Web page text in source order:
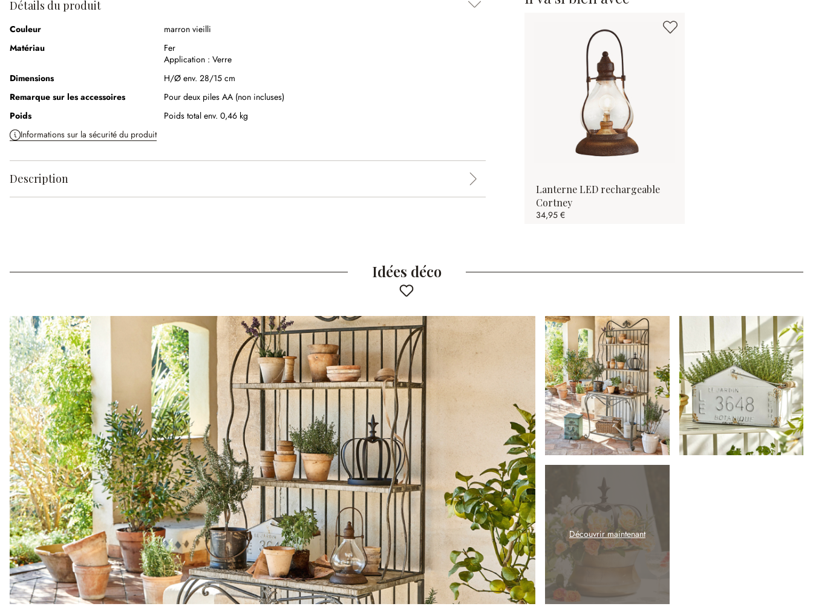
Détails du produit
Couleur
marron vieilli
Matériau
Fer
Application : Verre
Dimensions
H/Ø env. 28/15 cm
Remarque sur les accessoires
Pour deux piles AA (non incluses)
Poids
Poids total env. 0,46 kg
Informations sur la sécurité du produit
Description
Lanterne LED rechargeable
Cortney
34,95 €
Idées déco
Découvrir maintenant